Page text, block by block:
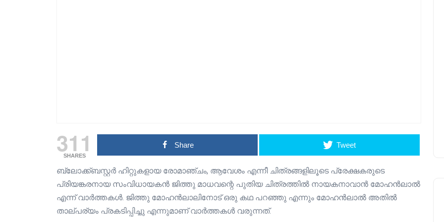
311
SHARES
Share Tweet
ബ്ലോക്ക്ബസ്റ്റർ ഹിറ്റുകളായ രോമാഞ്ചം, ആവേശം എന്നീ ചിത്രങ്ങളിലൂടെ പ്രേക്ഷകരുടെ
പ്രിയങ്കരനായ സംവിധായകൻ ജിത്തു മാധവന്റെ പുതിയ ചിത്രത്തിൽ നായകനാവാൻ മോഹൻലാൽ
എന്ന് വാർത്തകൾ. ജിത്തു മോഹൻലാലിനോട് ഒരു കഥ പറഞ്ഞു എന്നും മോഹൻലാൽ അതിൽ
താല്പര്യം പ്രകടിപ്പിച്ചു എന്നുമാണ് വാർത്തകൾ വരുന്നത്.